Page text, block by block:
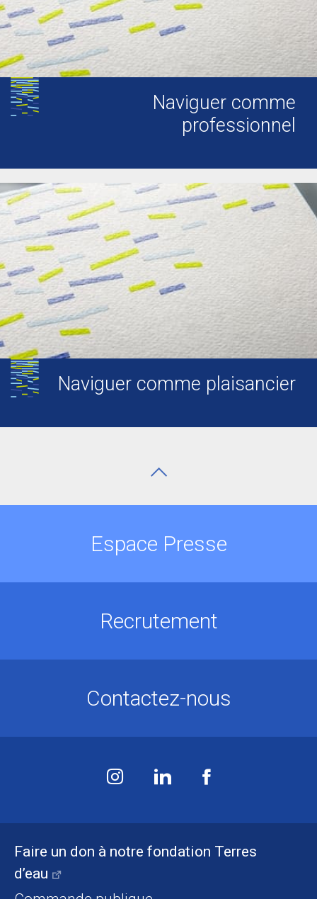
Naviguer comme
professionnel
Naviguer comme plaisancier
Faire un don à notre fondation Terres
d’eau
Espace Presse
Recrutement
Contactez-nous